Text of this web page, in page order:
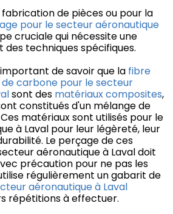
de pièces ou pour la
pour le secteur aéronautique
cruciale qui nécessite une
techniques spécifiques.
de savoir que la fibre
carbone pour le secteur
sont des matériaux composites,
constitués d'un mélange de
matériaux sont utilisés pour le
à Laval pour leur légèreté, leur
Le perçage de ces
aéronautique à Laval doit
précaution pour ne pas les
régulièrement un gabarit de
aéronautique à Laval
répétitions à effectuer.